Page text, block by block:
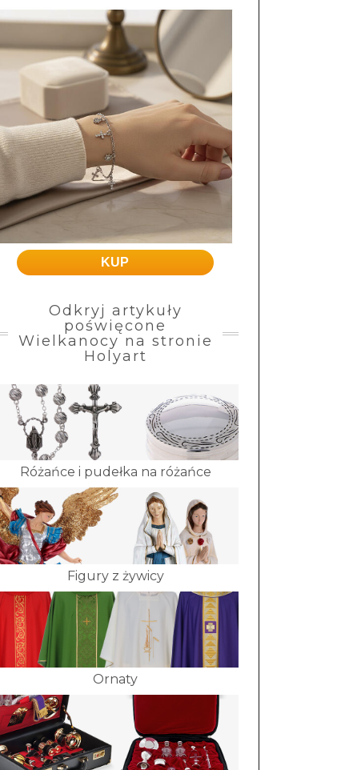
KUP
Odkryj artykuły
poświęcone
Wielkanocy na stronie
Holyart
Różańce i pudełka na różańce
Figury z żywicy
Ornaty